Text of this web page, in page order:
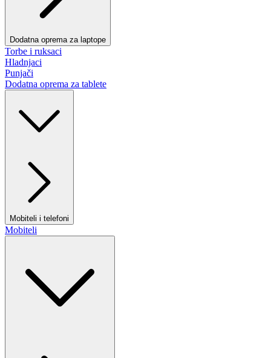
Dodatna oprema za laptope
Torbe i ruksaci
Hladnjaci
Punjači
Dodatna oprema za tablete
Mobiteli i telefoni
Mobiteli